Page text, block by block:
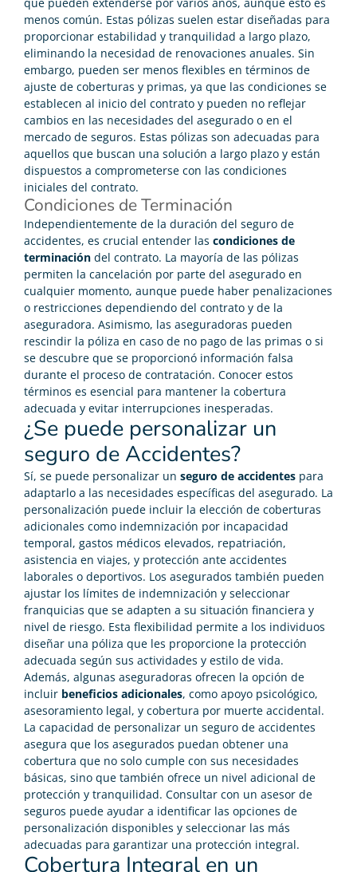
menos común. Estas pólizas suelen estar diseñadas para
proporcionar estabilidad y tranquilidad a largo plazo,
eliminando la necesidad de renovaciones anuales. Sin
embargo, pueden ser menos flexibles en términos de
ajuste de coberturas y primas, ya que las condiciones se
establecen al inicio del contrato y pueden no reflejar
cambios en las necesidades del asegurado o en el
mercado de seguros. Estas pólizas son adecuadas para
aquellos que buscan una solución a largo plazo y están
dispuestos a comprometerse con las condiciones
iniciales del contrato.
Condiciones de Terminación
Independientemente de la duración del seguro de
accidentes, es crucial entender las condiciones de
terminación del contrato. La mayoría de las pólizas
permiten la cancelación por parte del asegurado en
cualquier momento, aunque puede haber penalizaciones
o restricciones dependiendo del contrato y de la
aseguradora. Asimismo, las aseguradoras pueden
rescindir la póliza en caso de no pago de las primas o si
se descubre que se proporcionó información falsa
durante el proceso de contratación. Conocer estos
términos es esencial para mantener la cobertura
adecuada y evitar interrupciones inesperadas.
¿Se puede personalizar un
seguro de Accidentes?
Sí, se puede personalizar un seguro de accidentes para
adaptarlo a las necesidades específicas del asegurado. La
personalización puede incluir la elección de coberturas
adicionales como indemnización por incapacidad
temporal, gastos médicos elevados, repatriación,
asistencia en viajes, y protección ante accidentes
laborales o deportivos. Los asegurados también pueden
ajustar los límites de indemnización y seleccionar
franquicias que se adapten a su situación financiera y
nivel de riesgo. Esta flexibilidad permite a los individuos
diseñar una póliza que les proporcione la protección
adecuada según sus actividades y estilo de vida.
Además, algunas aseguradoras ofrecen la opción de
incluir beneficios adicionales, como apoyo psicológico,
asesoramiento legal, y cobertura por muerte accidental.
La capacidad de personalizar un seguro de accidentes
asegura que los asegurados puedan obtener una
cobertura que no solo cumple con sus necesidades
básicas, sino que también ofrece un nivel adicional de
protección y tranquilidad. Consultar con un asesor de
seguros puede ayudar a identificar las opciones de
personalización disponibles y seleccionar las más
adecuadas para garantizar una protección integral.
Cobertura Integral en un